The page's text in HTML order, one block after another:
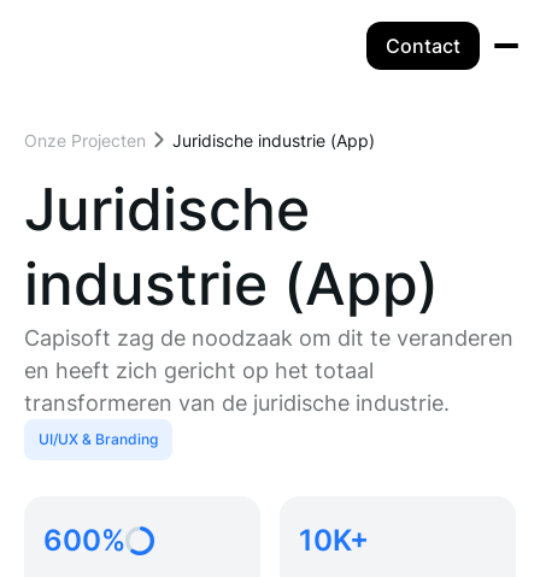
Contact
Onze Projecten Juridische industrie (App)
Juridische
industrie (App)
Capisoft zag de noodzaak om dit te veranderen
en heeft zich gericht op het totaal
transformeren van de juridische industrie.
UI/UX & Branding
600% 10K+